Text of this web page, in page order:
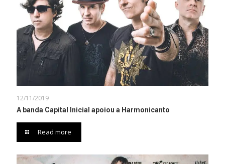
12/11/2019
A banda Capital Inicial apoiou a Harmonicanto
Read more